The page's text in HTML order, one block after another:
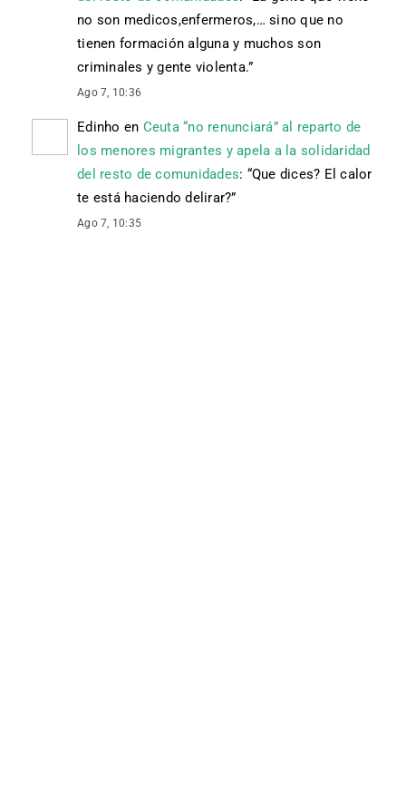
no son medicos,enfermeros,… sino que no
tienen formación alguna y muchos son
criminales y gente violenta.”
Ago 7, 10:36
Edinho en Ceuta “no renunciará” al reparto de
los menores migrantes y apela a la solidaridad
del resto de comunidades: “Que dices? El calor
te está haciendo delirar?”
Ago 7, 10:35